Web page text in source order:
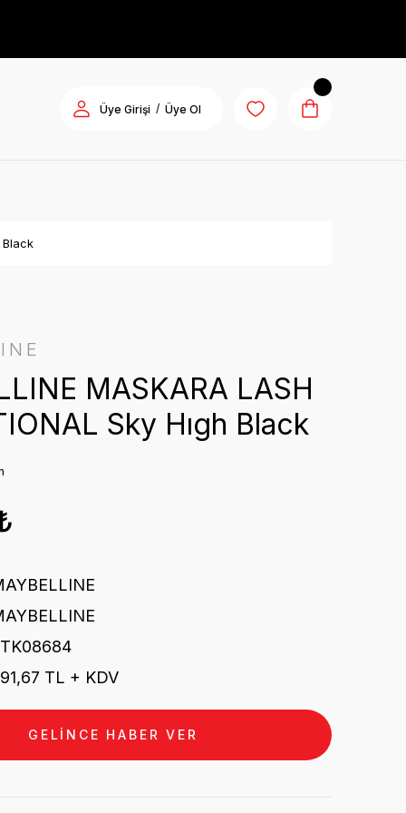
Üye Girişi / Üye Ol
Black
MASKARA LASH
Sky Hıgh Black
TL + KDV
GELİNCE HABER VER